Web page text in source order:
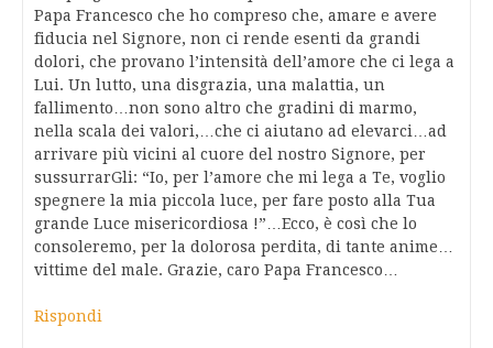
Papa Francesco che ho compreso che, amare e avere
fiducia nel Signore, non ci rende esenti da grandi
dolori, che provano l’intensità dell’amore che ci lega a
Lui. Un lutto, una disgrazia, una malattia, un
fallimento…non sono altro che gradini di marmo,
nella scala dei valori,…che ci aiutano ad elevarci…ad
arrivare più vicini al cuore del nostro Signore, per
sussurrarGli: “Io, per l’amore che mi lega a Te, voglio
spegnere la mia piccola luce, per fare posto alla Tua
grande Luce misericordiosa !”…Ecco, è così che lo
consoleremo, per la dolorosa perdita, di tante anime…
vittime del male. Grazie, caro Papa Francesco…
Rispondi